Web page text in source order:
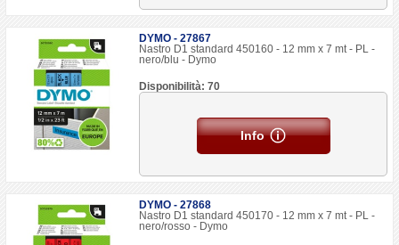
DYMO - 27867
Nastro D1 standard 450160 - 12 mm x 7 mt - PL -
nero/blu - Dymo
Disponibilità: 70
Info
DYMO - 27868
Nastro D1 standard 450170 - 12 mm x 7 mt - PL -
nero/rosso - Dymo